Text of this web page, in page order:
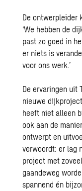
De ontwerpleider
‘We hebben de
past zo goed in
er niets is
voor ons werk.’
De ervaringen uit
nieuwe
heeft niet alleen
ook aan de
ontwerpt en
verwoordt: er lag
project met
gaandeweg
spannend én